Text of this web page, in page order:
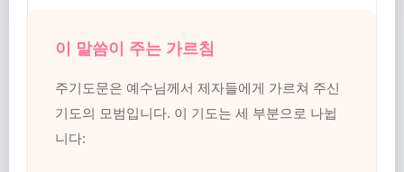
이 말씀이 주는 가르침
주기도문은 예수님께서 제자들에게 가르쳐 주신
기도의 모범입니다. 이 기도는 세 부분으로 나뉩
니다: